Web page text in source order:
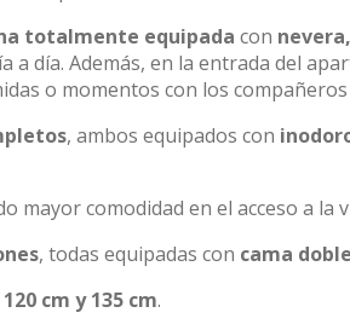
totalmente equipada con
a día. Además, en la entrada del
o momentos con los compañeros
, ambos equipados con
mayor comodidad en el acceso a la
, todas equipadas con cama doble
cm y 135 cm.